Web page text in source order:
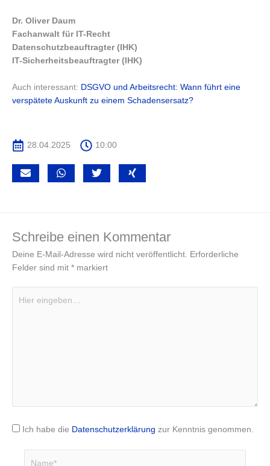
Dr. Oliver Daum
Fachanwalt für IT-Recht
Datenschutzbeauftragter (IHK)
IT-Sicherheitsbeauftragter (IHK)
Auch interessant: DSGVO und Arbeitsrecht: Wann führt eine
verspätete Auskunft zu einem Schadensersatz?
28.04.2025 10:00
Schreibe einen Kommentar
Deine E-Mail-Adresse wird nicht veröffentlicht.
Erforderliche
Felder sind mit * markiert
eingeben…
Ich habe die Datenschutzerklärung zur Kenntnis genommen.